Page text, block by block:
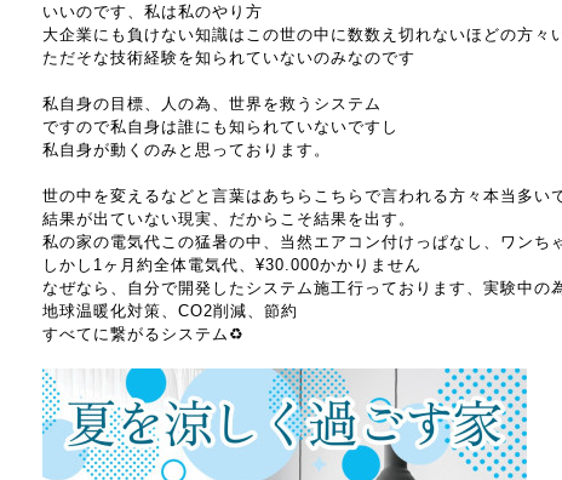
いいのです、私は私のやり方
大企業にも負けない知識はこの世の中に数数え切れないほどの方々
ただそな技術経験を知られていないのみなのです
私自身の目標、人の為、世界を救うシステム
ですので私自身は誰にも知られていないですし
私自身が動くのみと思っております。
世の中を変えるなどと言葉はあちらこちらで言われる方々本当多い
結果が出ていない現実、だからこそ結果を出す。
私の家の電気代この猛暑の中、当然エアコン付けっぱなし、ワンち
しかし 1 ヶ月約全体電気代、 ¥30.000かかりません
なぜなら、自分で開発したシステム施工行っております、実験中の
地球温暖化対策、 CO2削減、節約
すべてに繋がるシステム ♻️